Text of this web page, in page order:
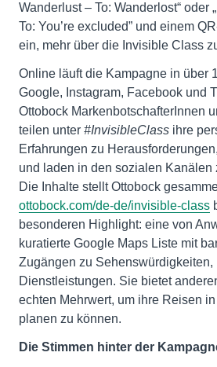
Wanderlust – To: Wanderlost“ oder
To: You’re excluded” und einem
ein, mehr über die Invisible Class
Online läuft die Kampagne in über
Google, Instagram, Facebook und
Ottobock MarkenbotschafterInnen
teilen unter #InvisibleClass ihre
Erfahrungen zu
und laden in den sozialen Kanälen
Die Inhalte stellt Ottobock
ottobock.com/de-de/invisible-class
besonderen Highlight: eine von
kuratierte Google Maps Liste mit
Zugängen zu Sehenswürdigkeiten,
Dienstleistungen. Sie bietet
echten Mehrwert, um ihre Reisen
planen zu können.
Die Stimmen hinter der